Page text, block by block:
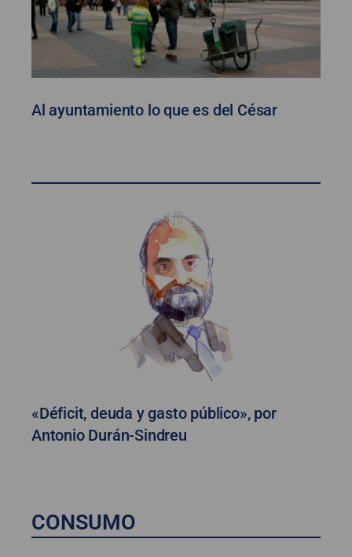
Al ayuntamiento lo que es del César
«Déficit, deuda y gasto público», por
Antonio Durán-Sindreu
CONSUMO